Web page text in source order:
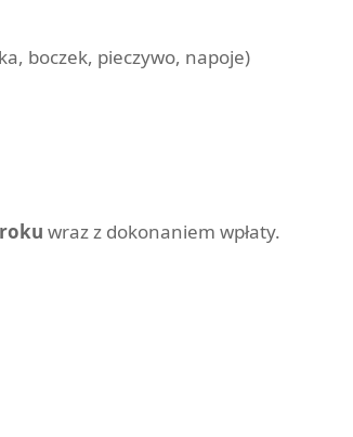
boczek, pieczywo, napoje)
wraz z dokonaniem wpłaty.